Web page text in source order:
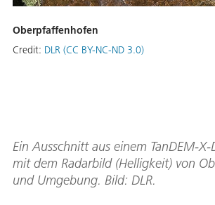
Oberpfaffenhofen
Credit: DLR (CC BY-NC-ND 3.0)
Ein Ausschnitt aus einem TanDEM-X-
mit dem Radarbild (Helligkeit) von
und Umgebung. Bild: DLR.